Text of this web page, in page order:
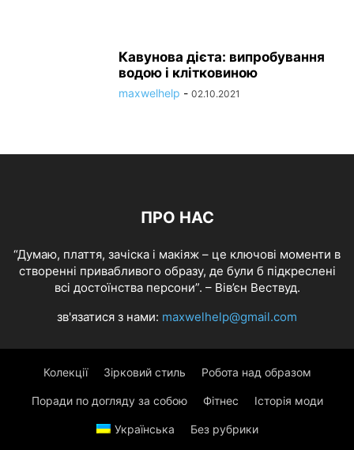
Кавунова дієта: випробування
водою і клітковиною
maxwelhelp - 02.10.2021
ПРО НАС
“Думаю, плаття, зачіска і макіяж – це ключові моменти в
створенні привабливого образу, де були б підкреслені
всі достоїнства персони”. – Вів’єн Вествуд.
зв'язатися з нами: maxwelhelp@gmail.com
Колекції Зірковий стиль Робота над образом
Поради по догляду за собою Фітнес Історія моди
Українська Без рубрики